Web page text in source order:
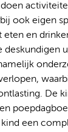
ook eigen
en
deskundigen
De
een